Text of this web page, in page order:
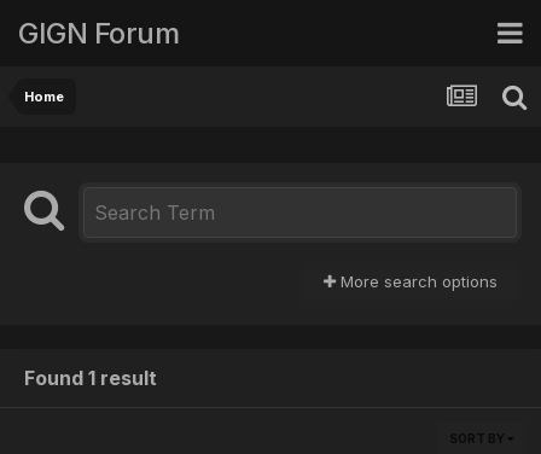
GIGN Forum
Home
More search options
Found 1 result
SORT BY